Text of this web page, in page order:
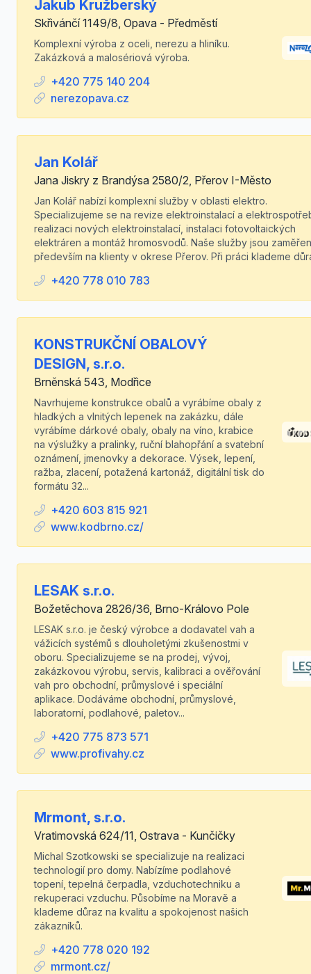
Jakub Kružberský
Skřivánčí 1149/8, Opava - Předměstí
Komplexní výroba z oceli, nerezu a hliníku.
Zakázková a malosériová výroba.
+420 775 140 204
nerezopava.cz
Jan Kolář
Jana Jiskry z Brandýsa 2580/2, Přerov I-Město
Jan Kolář nabízí komplexní služby v oblasti elektro.
Specializujeme se na revize elektroinstalací a
realizaci nových elektroinstalací, instalaci fotovoltaických
elektráren a montáž hromosvodů. Naše služby jsou
především na klienty v okrese Přerov. Při práci klademe
+420 778 010 783
KONSTRUKČNÍ OBALOVÝ
DESIGN, s.r.o.
Brněnská 543, Modřice
Navrhujeme konstrukce obalů a vyrábíme obaly z
hladkých a vlnitých lepenek na zakázku, dále
vyrábíme dárkové obaly, obaly na víno, krabice
na výslužky a pralinky, ruční blahopřání a svatební
oznámení, jmenovky a dekorace. Výsek, lepení,
ražba, zlacení, potažená kartonáž, digitální tisk do
formátu 32...
+420 603 815 921
www.kodbrno.cz/
LESAK s.r.o.
Božetěchova 2826/36, Brno-Královo Pole
LESAK s.r.o. je český výrobce a dodavatel vah a
vážicích systémů s dlouholetými zkušenostmi v
oboru. Specializujeme se na prodej, vývoj,
zakázkovou výrobu, servis, kalibraci a ověřování
vah pro obchodní, průmyslové i speciální
aplikace. Dodáváme obchodní, průmyslové,
laboratorní, podlahové, paletov...
+420 775 873 571
www.profivahy.cz
Mrmont, s.r.o.
Vratimovská 624/11, Ostrava - Kunčičky
Michal Szotkowski se specializuje na realizaci
technologií pro domy. Nabízíme podlahové
topení, tepelná čerpadla, vzduchotechniku a
rekuperaci vzduchu. Působíme na Moravě a
klademe důraz na kvalitu a spokojenost našich
zákazníků.
+420 778 020 192
mrmont.cz/